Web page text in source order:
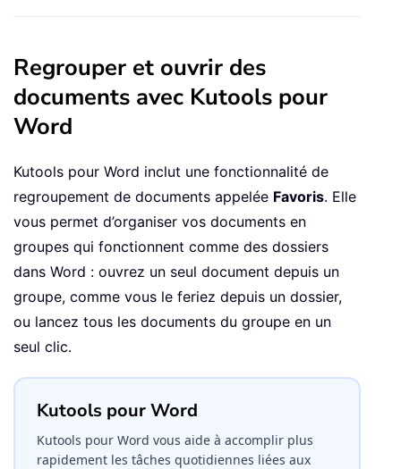
Regrouper et ouvrir des
documents avec Kutools pour
Word
Kutools pour Word inclut une fonctionnalité de
regroupement de documents appelée Favoris. Elle
vous permet d’organiser vos documents en
groupes qui fonctionnent comme des dossiers
dans Word : ouvrez un seul document depuis un
groupe, comme vous le feriez depuis un dossier,
ou lancez tous les documents du groupe en un
seul clic.
Kutools pour Word
Kutools pour Word vous aide à accomplir plus
rapidement les tâches quotidiennes liées aux